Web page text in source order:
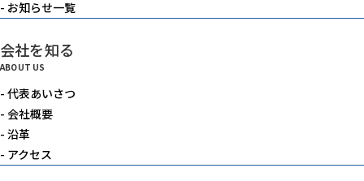
電動機器
送風機・集塵機・掃除機
水中ポンプ
- お知らせ一覧
会社を知る
ABOUT US
- 代表あいさつ
- 会社概要
- 沿革
- アクセス